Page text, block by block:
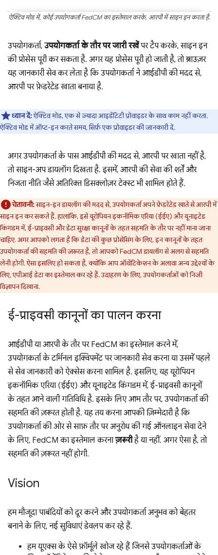
ऐक्टिव मोड में, कोई उपयोगकर्ता FedCM का इस्तेमाल करके, आरपी में साइन इन करता है.
उपयोगकर्ता, उपयोगकर्ता के तौर पर जारी रखेंपर टैप करके, साइन इन
की प्रोसेस पूरी कर सकता है. अगर यह प्रोसेस पूरी हो जाती है, तो ब्राउज़र
यह जानकारी सेव कर लेता है कि उपयोगकर्ता ने आईडीपी की मदद से,
आरपी पर फ़ेडरेटेड खाता बनाया है.
ध्यान दें:ऐक्टिव मोड, एक से ज़्यादा आइडेंटिटी प्रोवाइडर के साथ काम नहीं करता.
ऐक्टिव मोड में ऑप्ट-इन करते समय, सिर्फ़ एक प्रोवाइडर की जानकारी दें.
अगर उपयोगकर्ता के पास आईडीपी की मदद से, आरपी पर खाता नहीं है,
तो साइन-अप डायलॉग दिखता है. इसमें, आरपी की सेवा की शर्तें और
निजता नीति जैसे अतिरिक्त डिसक्लोज़र टेक्स्ट भी शामिल होते हैं.
चेतावनी:साइन-इन डायलॉग की मदद से, उपयोगकर्ता अपने फ़ेडरेटेड खाते से आरपी में
साइन इन कर सकते हैं. हालांकि, इसे यूरोपियन इकनॉमिक एरिया (ईईए) और यूनाइटेड
किंगडम में, ई-प्राइवसी और डेटा सुरक्षा कानूनों के तहत सहमति के तौर पर नहीं माना जाना
चाहिए. अगर आपको लगता है कि डेटा की कुछ प्रोसेसिंग के लिए, इन कानूनों के तहत
उपयोगकर्ता की सहमति की ज़रूरत है, तो आपको FedCM डायलॉग से अलग से सहमति
लेनी होगी. ऐसा इसलिए हो सकता है, क्योंकि आप ऑथेंटिकेशन के अलावा अन्य उद्देश्यों के
लिए, एपीआई डेटा का इस्तेमाल कर रहे हैं. उदाहरण के लिए, उपयोगकर्ताओं को निजी
विज्ञापन दिखाना.
ई-प्राइवसी कानूनों का पालन करना
आईडीपी या आरपी के तौर पर FedCM का इस्तेमाल करने में,
उपयोगकर्ता के टर्मिनल इक्विपमेंट पर जानकारी सेव करना या उसमें पहले
से सेव जानकारी को ऐक्सेस करना शामिल है. इसलिए, यह यूरोपियन
इकनॉमिक एरिया (ईईए) और यूनाइटेड किंगडम में, ई-प्राइवसी कानूनों
के तहत आने वाली गतिविधि है. इसके लिए आम तौर पर, उपयोगकर्ता की
सहमति की ज़रूरत होती है. यह तय करना आपकी ज़िम्मेदारी है कि
उपयोगकर्ता की ओर से साफ़ तौर पर अनुरोध की गई ऑनलाइन सेवा देने
के लिए, FedCM का इस्तेमाल करनाज़रूरीहै या नहीं. अगर ऐसा है, तो
सहमति की ज़रूरत नहीं होगी.
Vision
हम मौजूदा पाबंदियों को दूर करने और उपयोगकर्ता अनुभव को बेहतर
बनाने के लिए, नई सुविधाएं डेवलप कर रहे हैं.
हम यूएक्स के ऐसे फ़ॉर्मूले खोज रहे हैं जिनसे उपयोगकर्ताओं के